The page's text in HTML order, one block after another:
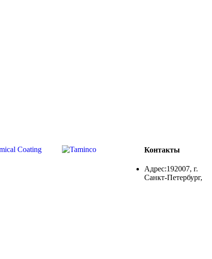
Контакты
Адрес:192007, г.
Санкт-Петербург,